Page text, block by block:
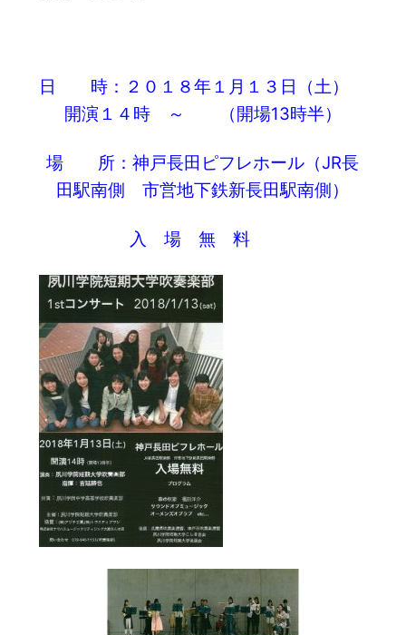
日 時：２０１８年１月１３日（土）
開演１４時 ～ （開場13時半）
場 所：神戸長田ピフレホール（JR長
田駅南側 市営地下鉄新長田駅南側）
入 場 無 料